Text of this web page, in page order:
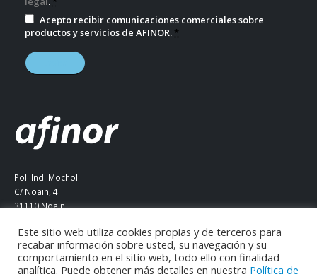
Acepto recibir comunicaciones comerciales sobre
productos y servicios de AFINOR. *
Pol. Ind. Mocholi
C/ Noain, 4
31110 Noain
Tel. +34 948 290 387
info@afinor.eu
Este sitio web utiliza cookies propias y de terceros para
recabar información sobre usted, su navegación y su
comportamiento en el sitio web, todo ello con finalidad
analítica. Puede obtener más detalles en nuestra Política de